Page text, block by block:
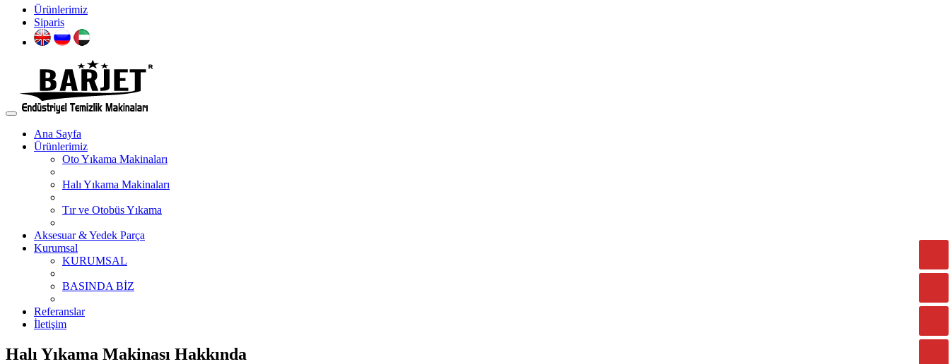
Ürünlerimiz
Siparis
Ana Sayfa
Ürünlerimiz
Oto Yıkama Makinaları
Halı Yıkama Makinaları
Tır ve Otobüs Yıkama
Aksesuar & Yedek Parça
Kurumsal
KURUMSAL
BASINDA BİZ
Referanslar
İletişim
Halı Yıkama Makinası Hakkında